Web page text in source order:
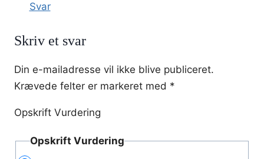
Svar
Skriv et svar
Din e-mailadresse vil ikke blive publiceret.
Krævede felter er markeret med *
Opskrift Vurdering
Opskrift Vurdering